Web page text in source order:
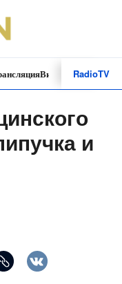
Видеоролики
RadioTV
и